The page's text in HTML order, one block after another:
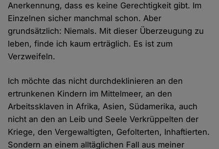
Anerkennung, dass es keine Gerechtigkeit gibt. Im
Einzelnen sicher manchmal schon. Aber
grundsätzlich: Niemals. Mit dieser Überzeugung zu
leben, finde ich kaum erträglich. Es ist zum
Verzweifeln.
Ich möchte das nicht durchdeklinieren an den
ertrunkenen Kindern im Mittelmeer, an den
Arbeitssklaven in Afrika, Asien, Südamerika, auch
nicht an den an Leib und Seele Verkrüppelten der
Kriege, den Vergewaltigten, Gefolterten, Inhaftierten.
Sondern an einem alltäglichen Fall aus meiner